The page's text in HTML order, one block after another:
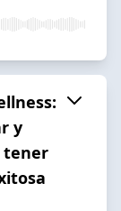
y
tener